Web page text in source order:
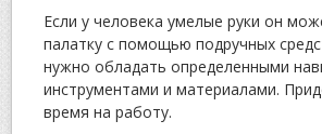
Если у человека умелые руки он
палатку с помощью подручных
нужно обладать определенными
инструментами и материалами.
время на работу.